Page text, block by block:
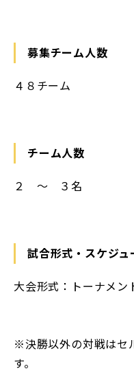
募集チーム人数
４８チーム
チーム人数
２ ～ ３名
試合形式・スケジュ
大会形式：トーナメ
※決勝以外の対戦はセ
す。